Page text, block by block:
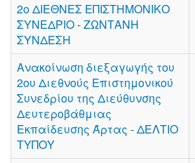
2ο ΔΙΕΘΝΕΣ ΕΠΙΣΤΗΜΟΝΙΚΟ
ΣΥΝΕΔΡΙΟ - ΖΩΝΤΑΝΗ
ΣΥΝΔΕΣΗ
Ανακοίνωση διεξαγωγής του
2ου Διεθνούς Επιστημονικού
Συνεδρίου της Διεύθυνσης
Δευτεροβάθμιας
Εκπαίδευσης Άρτας - ΔΕΛΤΙΟ
ΤΥΠΟΥ